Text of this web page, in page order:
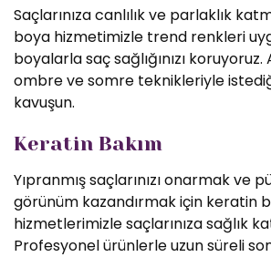
Saçlarınıza canlılık ve parlaklık
boya hizmetimizle trend renkleri
boyalarla saç sağlığınızı
ombre ve somre teknikleriyle
kavuşun.
Keratin Bakım
Yıpranmış saçlarınızı onarmak ve
görünüm kazandırmak için keratin
hizmetlerimizle saçlarınıza sağlık
Profesyonel ürünlerle uzun süreli